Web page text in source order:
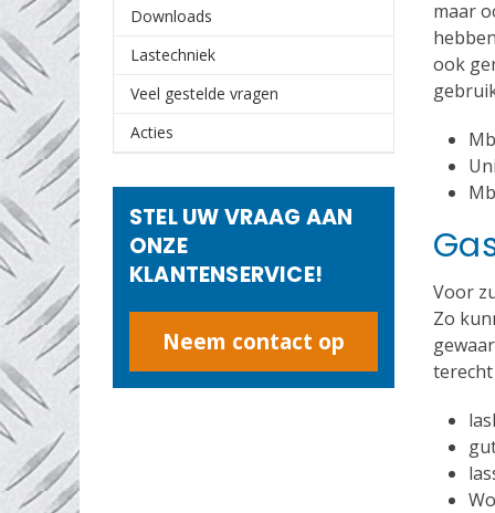
Downloads
Lastechniek
Veel gestelde vragen
Acties
STEL UW VRAAG AAN
ONZE
KLANTENSERVICE!
Neem contact op
maar
ook
Voor
Zo